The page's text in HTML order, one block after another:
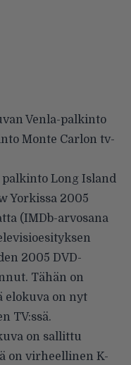
Venla-palkinto
Monte Carlon tv-
Long Island
Yorkissa 2005
(IMDb-arvosana
2005 DVD-
Tähän on
elokuva on nyt
TV:ssä.
on sallittu
on virheellinen K-